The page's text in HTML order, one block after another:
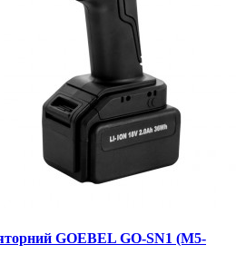
GOEBEL GO-SN1 (M5-